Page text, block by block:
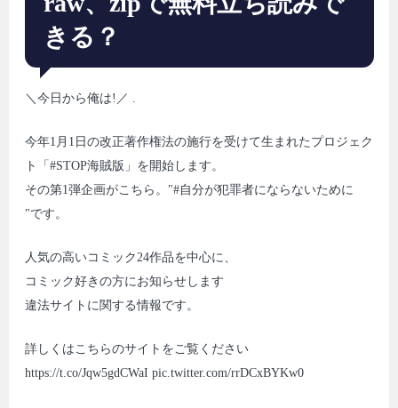
きる？
＼今日から俺は!／ .
今年1月1日の改正著作権法の施行を受けて生まれたプロジェク
ト「#STOP海賊版」を開始します。
その第1弾企画がこちら。"#自分が犯罪者にならないために
"です。
人気の高いコミック24作品を中心に、
コミック好きの方にお知らせします
違法サイトに関する情報です。
詳しくはこちらのサイトをご覧ください
https://t.co/Jqw5gdCWaI pic.twitter.com/rrDCxBYKw0